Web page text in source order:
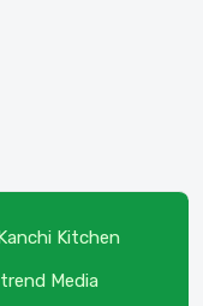
Kitchen
Media